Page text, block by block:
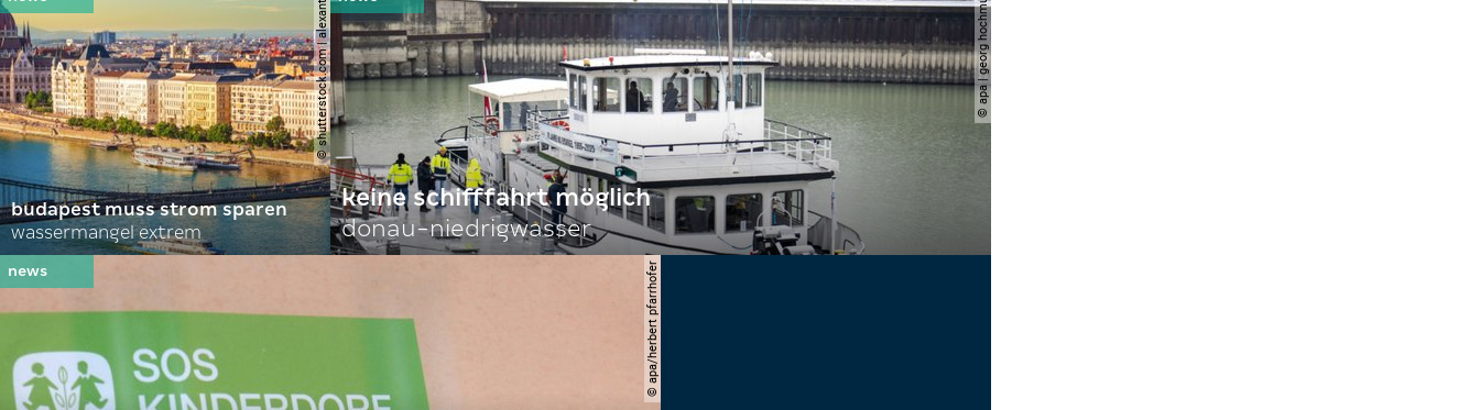
© shutterstock.com | alexanton
budapest muss strom sparen
wassermangel extrem
© apa | georg hochmuth
keine schifffahrt möglich
donau-niedrigwasser
© apa/herbert pfarrhofer